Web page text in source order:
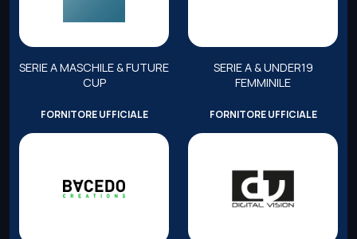
SERIE A MASCHILE & FUTURE
CUP
SERIE A & UNDER19
FEMMINILE
FORNITORE UFFICIALE FORNITORE UFFICIALE